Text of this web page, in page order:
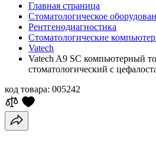
Главная страница
Стоматологическое
Рентгенодиагностика
Стоматологические
Vatech
Vatech A9 SC компьютерный
стоматологический с
код товара: 005242